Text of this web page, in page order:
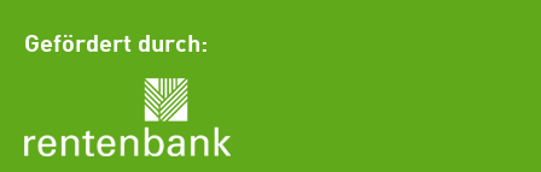
Gefördert durch: